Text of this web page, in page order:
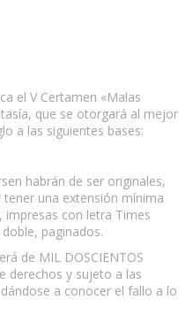
el V Certamen «Malas
que se otorgará al mejor
a las siguientes bases:
habrán de ser originales,
una extensión mínima
impresas con letra Times
paginados.
de MIL DOSCIENTOS
derechos y sujeto a las
a conocer el fallo a lo